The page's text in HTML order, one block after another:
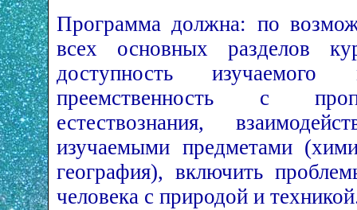
Программа должна: по
всех основных разделов
доступность изучаемого
преемственность с
естествознания,
изучаемыми предметами
география), включить
человека с природой и